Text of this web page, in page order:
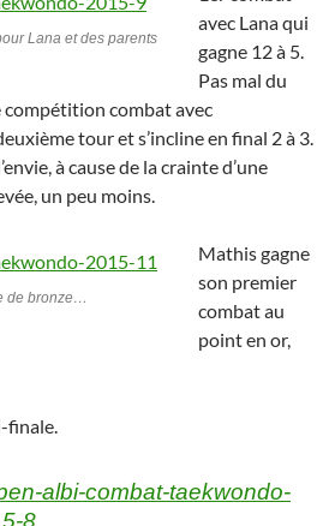
Lana et des parents
avec Lana qui
gagne 12 à 5.
Pas mal du
combat avec
tour et s’incline en final 2 à 3.
à cause de la crainte d’une
un peu moins.
de bronze…
Mathis gagne
son premier
combat au
point en or,
finale.